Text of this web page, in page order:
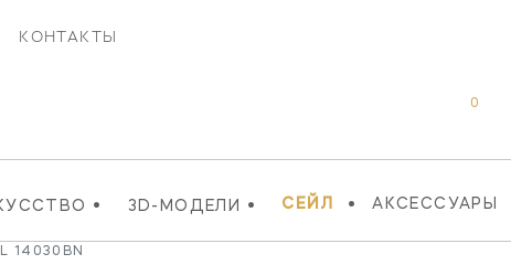
КОНТАКТЫ
• 3D-МОДЕЛИ • СЕЙЛ • АКСЕССУАРЫ
0
14030BN